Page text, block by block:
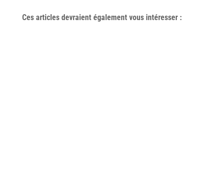
Ces articles devraient également vous intéresser: